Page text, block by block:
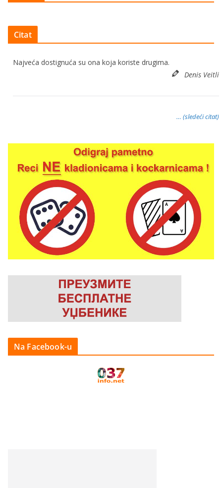
Citat
Najveća dostignuća su ona koja koriste drugima.
Denis Veitli
… (sledeći citat)
Na Facebook-u